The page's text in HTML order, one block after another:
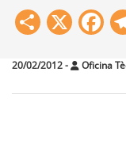
Share
X
20/02/2012- Oficina